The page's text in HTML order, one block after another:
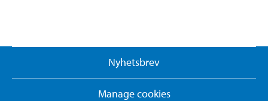
Nyhetsbrev
Manage cookies